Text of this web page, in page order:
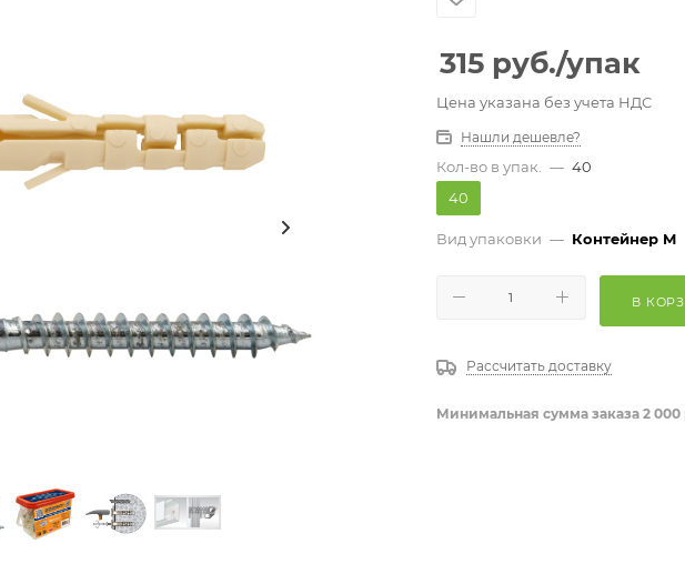
315 руб./упак
Цена указана без учета НДС
Нашли дешевле?
Кол-во в упак. — 40
40
Вид упаковки — Контейнер M
В
Рассчитать доставку
Минимальная сумма заказа 2 000